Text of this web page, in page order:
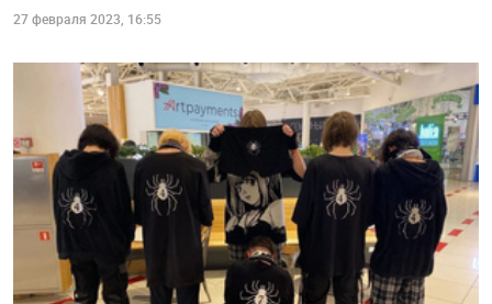
27 февраля 2023, 16:55